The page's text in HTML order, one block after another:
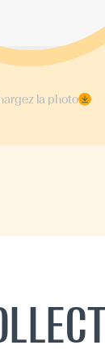
la photo